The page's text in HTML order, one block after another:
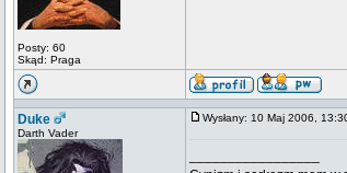
Posty: 60
Skąd: Praga
Duke
Darth Vader
Wysłany: 10 Maj 2006,